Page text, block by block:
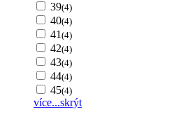
39(4)
40(4)
41(4)
42(4)
43(4)
44(4)
45(4)
více...skrýt